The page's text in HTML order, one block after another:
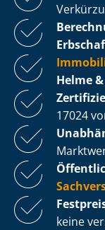
Helme
17024
keine